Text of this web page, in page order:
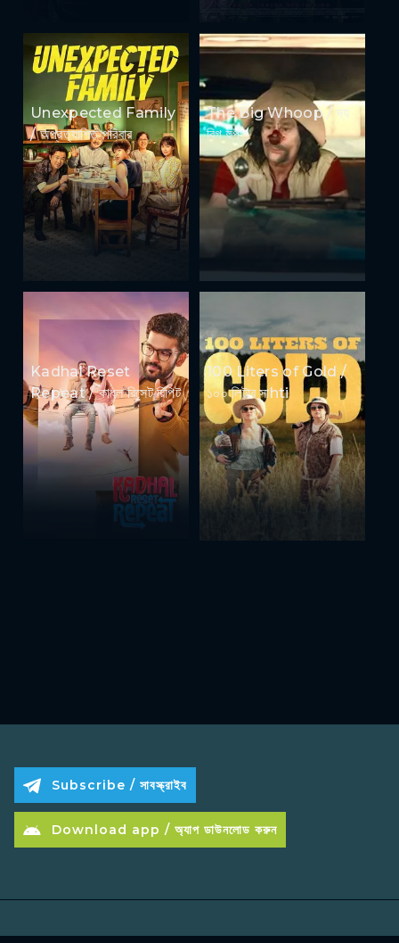
Unexpected Family
/ অপ্রত্যাশিত পরিবার
The Big Whoop / দ্য
বিগ হুপ
Kadhal Reset
Repeat / কাধল রিসেট রিপিট
100 Liters of Gold /
১০০ লিটার সাhti
Subscribe / সাবস্ক্রাইব
Download app / অ্যাপ ডাউনলোড করুন